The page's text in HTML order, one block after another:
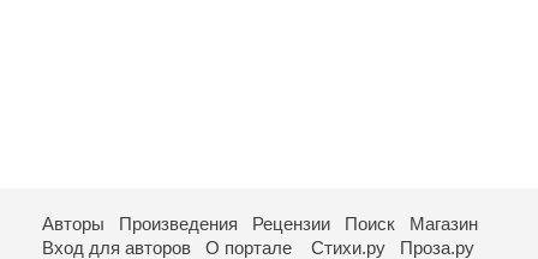
Авторы Произведения Рецензии Поиск
Магазин
Вход для авторов
О портале Стихи.ру Проза.ру